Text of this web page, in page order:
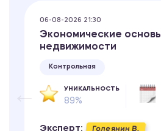
06-08-2026 21:30
Экономические
недвижимости
Контрольная
УНИКАЛЬНОСТЬ
89%
Эксперт: Голеянин В.